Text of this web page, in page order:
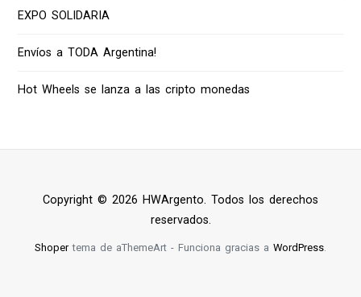
EXPO SOLIDARIA
Envíos a TODA Argentina!
Hot Wheels se lanza a las cripto monedas
Copyright © 2026 HWArgento. Todos los derechos
reservados.
Shopertema de aThemeArt - Funciona gracias a WordPress.